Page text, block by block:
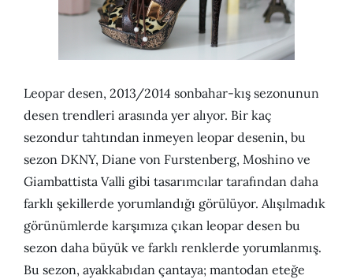
Leopar desen, 2013/2014 sonbahar-kış sezonunun
desen trendleri arasında yer alıyor. Bir kaç
sezondur tahtından inmeyen leopar desenin, bu
sezon DKNY, Diane von Furstenberg, Moshino ve
Giambattista Valli gibi tasarımcılar tarafından daha
farklı şekillerde yorumlandığı görülüyor. Alışılmadık
görünümlerde karşımıza çıkan leopar desen bu
sezon daha büyük ve farklı renklerde yorumlanmış.
Bu sezon, ayakkabıdan çantaya; mantodan eteğe